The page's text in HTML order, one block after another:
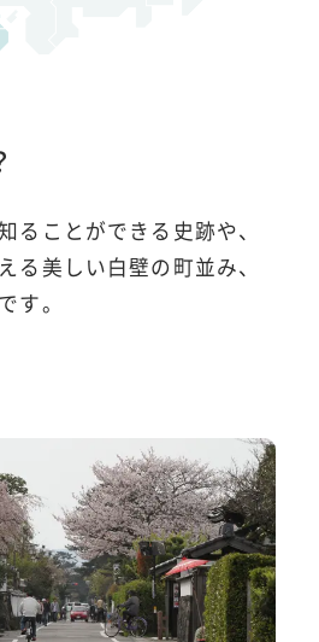
ることができる史跡や、
る美しい白壁の町並み、
す。